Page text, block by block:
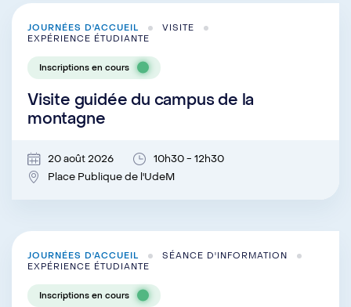
JOURNÉES D'ACCUEIL
VISITE
EXPÉRIENCE ÉTUDIANTE
Inscriptions en cours
Visite guidée du campus de la
montagne
20 août 2026
10h30 - 12h30
Place Publique de l'UdeM
JOURNÉES D'ACCUEIL
SÉANCE D'INFORMATION
EXPÉRIENCE ÉTUDIANTE
Inscriptions en cours